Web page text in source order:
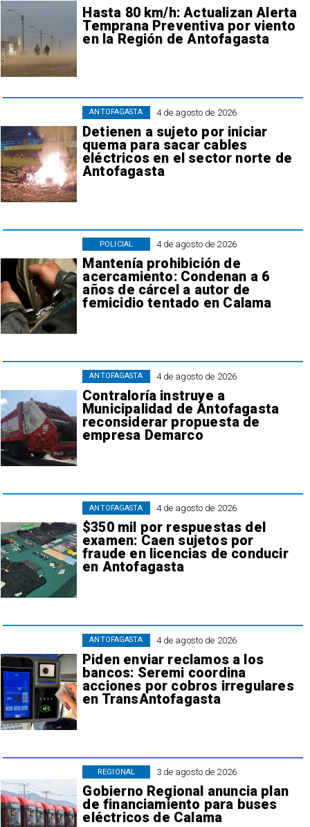
Hasta 80 km/h: Actualizan Alerta
Temprana Preventiva por viento
en la Región de Antofagasta
4 de agosto de 2026
Detienen a sujeto por iniciar
quema para sacar cables
eléctricos en el sector norte de
Antofagasta
ANTOFAGASTA
4 de agosto de 2026
Mantenía prohibición de
acercamiento: Condenan a 6
años de cárcel a autor de
femicidio tentado en Calama
POLICIAL
4 de agosto de 2026
Contraloría instruye a
Municipalidad de Antofagasta
reconsiderar propuesta de
empresa Demarco
ANTOFAGASTA
4 de agosto de 2026
$350 mil por respuestas del
examen: Caen sujetos por
fraude en licencias de conducir
en Antofagasta
ANTOFAGASTA
4 de agosto de 2026
Piden enviar reclamos a los
bancos: Seremi coordina
acciones por cobros irregulares
en TransAntofagasta
ANTOFAGASTA
3 de agosto de 2026
Gobierno Regional anuncia plan
de financiamiento para buses
eléctricos de Calama
REGIONAL